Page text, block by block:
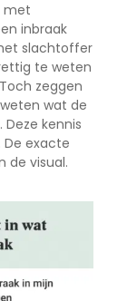
met
inbraak
slachtoffer
te weten
zeggen
wat de
kennis
exacte
de visual.